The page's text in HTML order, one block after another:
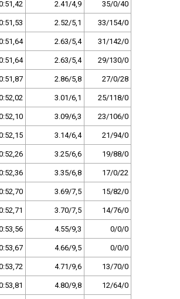
2.41/4,9 35/0/40
2.52/5,1 33/154/0
2.63/5,4 31/142/0
2.63/5,4 29/130/0
2.86/5,8 27/0/28
3.01/6,1 25/118/0
3.09/6,3 23/106/0
3.14/6,4 21/94/0
3.25/6,6 19/88/0
3.35/6,8 17/0/22
3.69/7,5 15/82/0
3.70/7,5 14/76/0
4.55/9,3 0/0/0
4.66/9,5 0/0/0
4.71/9,6 13/70/0
4.80/9,8 12/64/0